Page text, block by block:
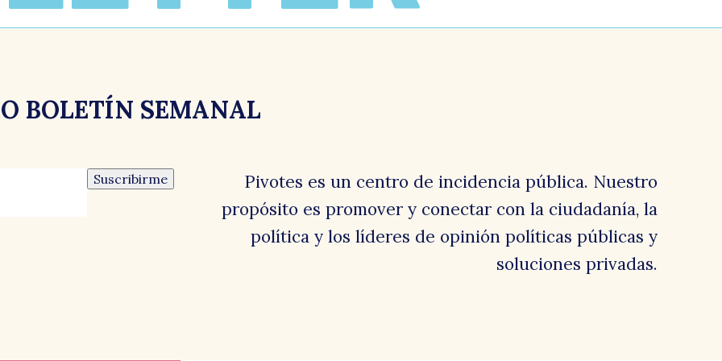
es
BOLETÍN SEMANAL
Suscribirme
Pivotes es un centro de incidencia pública. Nuestro
propósito es promover y conectar con la ciudadanía, la
política y los líderes de opinión políticas públicas y
soluciones privadas.